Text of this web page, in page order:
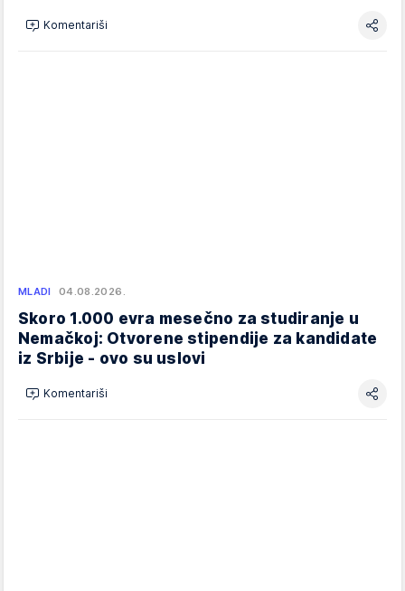
Komentariši
MLADI 04.08.2026.
Skoro 1.000 evra mesečno za studiranje u
Nemačkoj: Otvorene stipendije za kandidate
iz Srbije - ovo su uslovi
Komentariši